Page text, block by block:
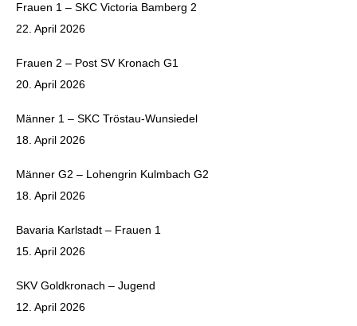
Frauen 1 – SKC Victoria Bamberg 2
22. April 2026
Frauen 2 – Post SV Kronach G1
20. April 2026
Männer 1 – SKC Tröstau-Wunsiedel
18. April 2026
Männer G2 – Lohengrin Kulmbach G2
18. April 2026
Bavaria Karlstadt – Frauen 1
15. April 2026
SKV Goldkronach – Jugend
12. April 2026